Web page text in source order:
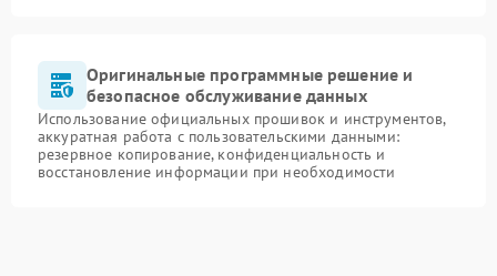
Оригинальные программные решение и
безопасное обслуживание данных
Использование официальных прошивок и инструментов,
аккуратная работа с пользовательскими данными:
резервное копирование, конфиденциальность и
восстановление информации при необходимости